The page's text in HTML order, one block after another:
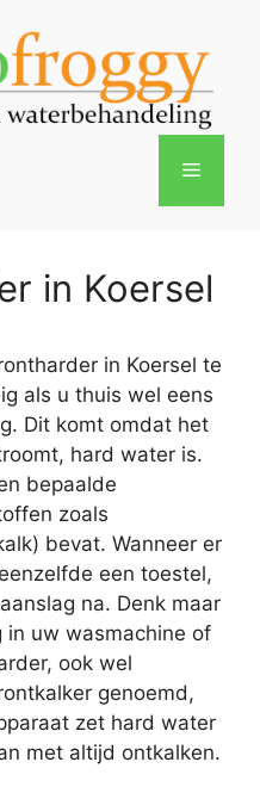
Menu
in Koersel
in Koersel te
als u thuis wel eens
Dit komt omdat het
hard water is.
bepaalde
zoals
bevat. Wanneer er
een toestel,
na. Denk maar
in uw wasmachine of
ook wel
genoemd,
zet hard water
met altijd ontkalken.